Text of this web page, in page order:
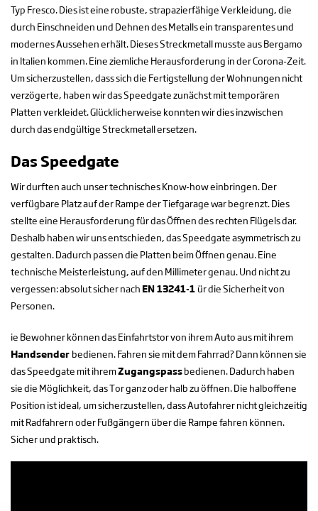
Typ Fresco. Dies ist eine robuste, strapazierfähige Verkleidung, die
durch Einschneiden und Dehnen des Metalls ein transparentes und
modernes Aussehen erhält. Dieses Streckmetall musste aus Bergamo
in Italien kommen. Eine ziemliche Herausforderung in der Corona-Zeit.
Um sicherzustellen, dass sich die Fertigstellung der Wohnungen nicht
verzögerte, haben wir das Speedgate zunächst mit temporären
Platten verkleidet. Glücklicherweise konnten wir dies inzwischen
durch das endgültige Streckmetall ersetzen.
Das Speedgate
Wir durften auch unser technisches Know-how einbringen. Der
verfügbare Platz auf der Rampe der Tiefgarage war begrenzt. Dies
stellte eine Herausforderung für das Öffnen des rechten Flügels dar.
Deshalb haben wir uns entschieden, das Speedgate asymmetrisch zu
gestalten. Dadurch passen die Platten beim Öffnen genau. Eine
technische Meisterleistung, auf den Millimeter genau. Und nicht zu
vergessen: absolut sicher nach EN 13241-1 ür die Sicherheit von
Personen.
ie Bewohner können das Einfahrtstor von ihrem Auto aus mit ihrem
Handsender bedienen. Fahren sie mit dem Fahrrad? Dann können sie
das Speedgate mit ihremZugangspassbedienen. Dadurch haben
sie die Möglichkeit, das Tor ganz oder halb zu öffnen. Die halboffene
Position ist ideal, um sicherzustellen, dass Autofahrer nicht gleichzeitig
mit Radfahrern oder Fußgängern über die Rampe fahren können.
Sicher und praktisch.